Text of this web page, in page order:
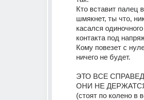
Кто вставит палец
шмякнет, ты что,
касался
контакта под
Кому повезет с
ничего не будет.
ЭТО ВСЕ
ОНИ НЕ
(стоят по колено в